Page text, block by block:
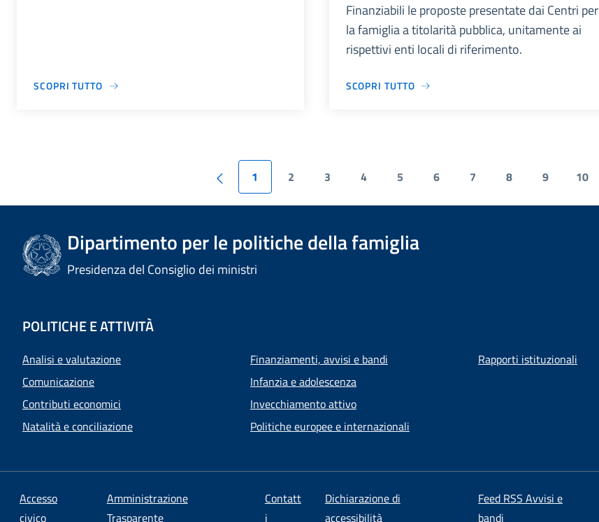
SCOPRI TUTTO
Finanziabili le proposte presentate dai Centri per
la famiglia a titolarità pubblica, unitamente ai
rispettivi enti locali di riferimento.
SCOPRI TUTTO
1 2 3 4 5 6 7 8 9 10
Dipartimento per le politiche della famiglia
Presidenza del Consiglio dei ministri
POLITICHE E ATTIVITÀ
Analisi e valutazione
Comunicazione
Contributi economici
Natalità e conciliazione
Finanziamenti, avvisi e bandi
Infanzia e adolescenza
Invecchiamento attivo
Politiche europee e internazionali
Rapporti istituzionali
Accesso
civico
Amministrazione
Trasparente
Contatt
i
Dichiarazione di
accessibilità
Feed RSS Avvisi e
bandi